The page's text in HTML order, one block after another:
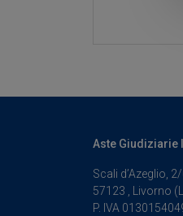
Aste Giudiziarie
Scali d’Azeglio,
57123 , Livorno
P. IVA